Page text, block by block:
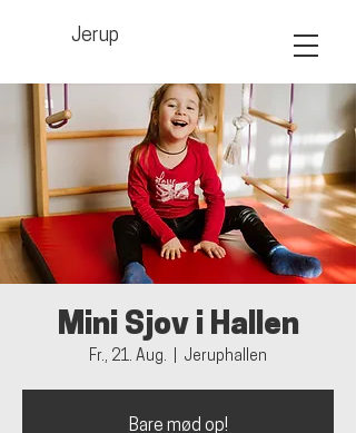
Jerup
Mini Sjov i Hallen
Fr., 21. Aug. Jeruphallen
Bare mød op!